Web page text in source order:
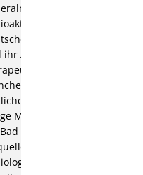
Die
der
Heilquellen
ihr Anteil an deren
Wirkung.
(Verlag der
Rundschau);
Mitteilungen über
Kreuznacher
in: